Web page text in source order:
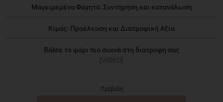
Μαγειρεμένα Φαγητά: Συντήρηση και κατανάλωση
Κιμάς: Προέλευση και Διατροφική Αξία
Βάλτε το ψάρι πιο συχνά στη διατροφή σας
[VIDEO]
Προβολή